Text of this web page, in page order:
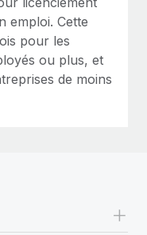
emploi. Cette
pour les
ou plus, et
de moins
+